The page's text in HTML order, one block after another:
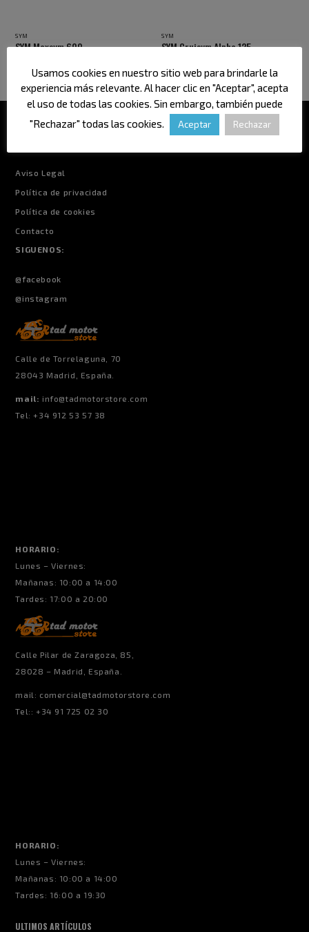
SYM
SYM Cruisym Alpha 125
SYM HD 300
Aviso Legal
Política de privacidad
Política de cookies
Contacto
@facebook
Calle de Torrelaguna, 70
mail: info@tadmotorstore.com
HORARIO:
Lunes – Viernes:
Mañanas: 10:00 a 14:00
Tardes: 17:00 a 20:00
Calle Pilar de Zaragoza, 85,
mail:comercial@tadmotorstore.com
HORARIO:
Lunes – Viernes:
Mañanas: 10:00 a 14:00
Usamos cookies en nuestro sitio web para brindarle la
experiencia más relevante. Al hacer clic en "Aceptar", acepta
el uso de todas las cookies. Sin embargo, también puede
"Rechazar" todas las cookies.
Aceptar Rechazar